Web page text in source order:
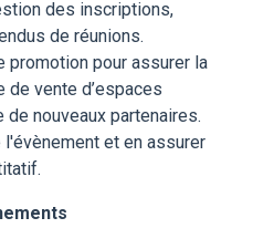
des inscriptions,
de réunions.
promotion pour assurer la
vente d’espaces
de nouveaux partenaires.
et en assurer